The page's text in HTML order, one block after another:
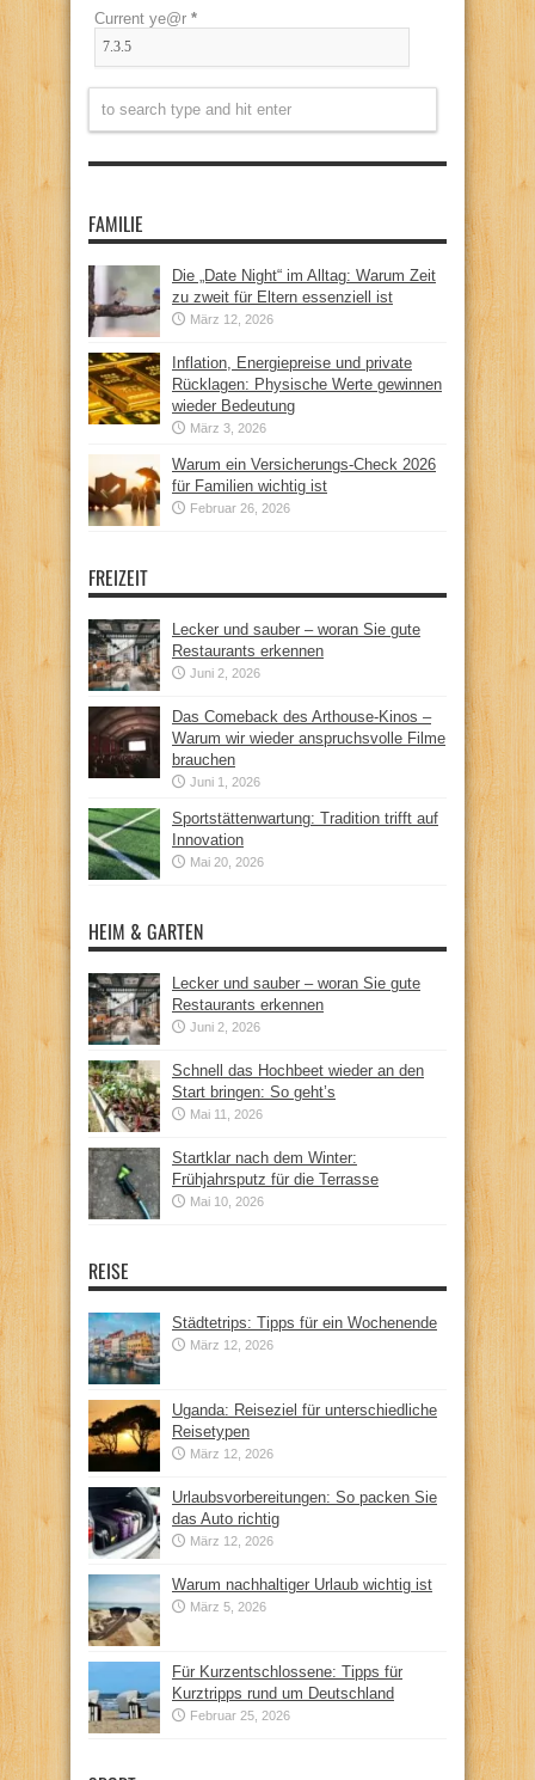
Current ye@r *
FAMILIE
Die „Date Night“ im Alltag: Warum Zeit
zu zweit für Eltern essenziell ist
März 12, 2026
Inflation, Energiepreise und private
Rücklagen: Physische Werte gewinnen
wieder Bedeutung
März 3, 2026
Warum ein Versicherungs-Check 2026
für Familien wichtig ist
Februar 26, 2026
FREIZEIT
Lecker und sauber – woran Sie gute
Restaurants erkennen
Juni 2, 2026
Das Comeback des Arthouse-Kinos –
Warum wir wieder anspruchsvolle Filme
brauchen
Juni 1, 2026
Sportstättenwartung: Tradition trifft auf
Innovation
Mai 20, 2026
HEIM & GARTEN
Lecker und sauber – woran Sie gute
Restaurants erkennen
Juni 2, 2026
Schnell das Hochbeet wieder an den
Start bringen: So geht’s
Mai 11, 2026
Startklar nach dem Winter:
Frühjahrsputz für die Terrasse
Mai 10, 2026
REISE
Städtetrips: Tipps für ein Wochenende
März 12, 2026
Uganda: Reiseziel für unterschiedliche
Reisetypen
März 12, 2026
Urlaubsvorbereitungen: So packen Sie
das Auto richtig
März 12, 2026
Warum nachhaltiger Urlaub wichtig ist
März 5, 2026
Für Kurzentschlossene: Tipps für
Kurztripps rund um Deutschland
Februar 25, 2026